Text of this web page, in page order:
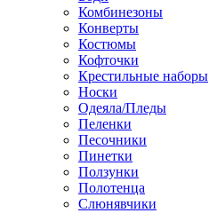
Комбинезоны
Конверты
Костюмы
Кофточки
Крестильные наборы
Носки
Одеяла/Пледы
Пеленки
Песочники
Пинетки
Ползунки
Полотенца
Слюнявчики